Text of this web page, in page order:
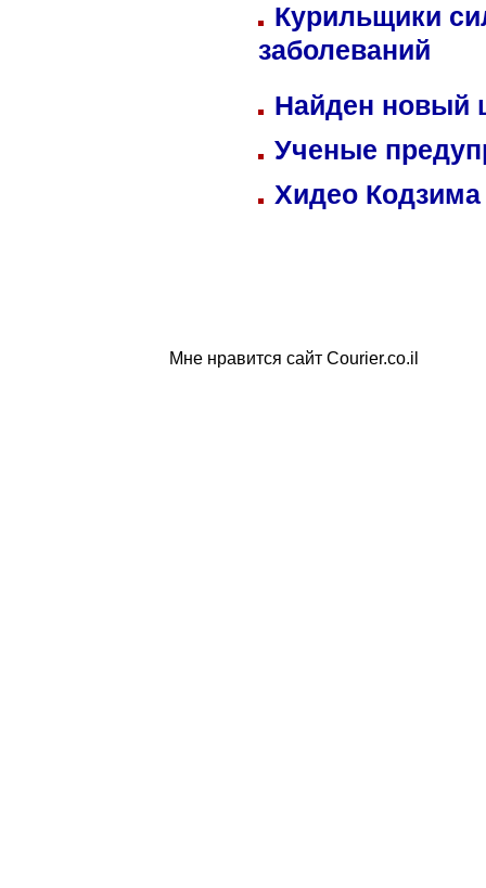
Курильщики
заболеваний
Найден
Ученые
Хидео
Мне нравится сайт Courier.co.il